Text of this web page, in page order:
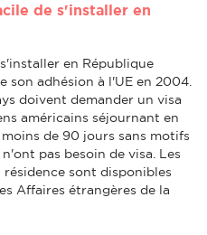
de s'installer en
en République
son adhésion à l'UE en 2004.
doivent demander un visa
américains séjournant en
de 90 jours sans motifs
pas besoin de visa. Les
sont disponibles
Affaires étrangères de la